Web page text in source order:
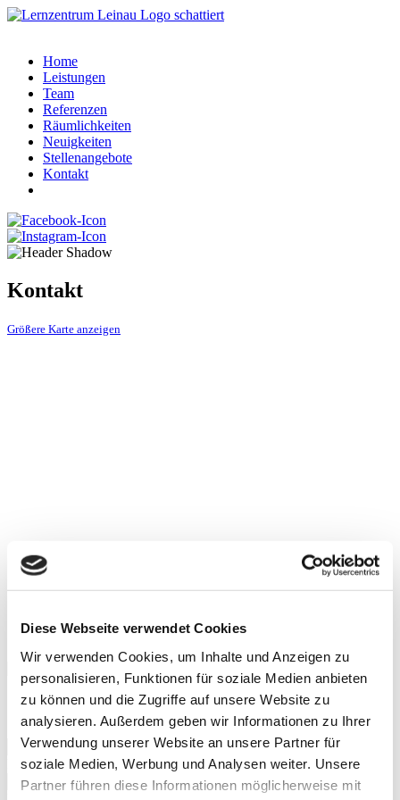
Diese Webseite verwendet Cookies
Wir verwenden Cookies, um Inhalte und Anzeigen zu
personalisieren, Funktionen für soziale Medien anbieten
zu können und die Zugriffe auf unsere Website zu
analysieren. Außerdem geben wir Informationen zu Ihrer
Verwendung unserer Website an unsere Partner für
soziale Medien, Werbung und Analysen weiter. Unsere
Partner führen diese Informationen möglicherweise mit
Home
Leistungen
Team
Referenzen
Räumlichkeiten
Neuigkeiten
Stellenangebote
Kontakt
Kontakt
Größere Karte anzeigen
Schreiben Sie uns!
Bitte füllen Sie dieses Feld aus.